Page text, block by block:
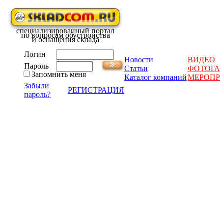
специализированный портал
по вопросам обустройства
и оснащения склада
Логин
Пароль
Запомнить меня
Забыли
пароль?
РЕГИСТРАЦИЯ
Новости
ВИДЕО
Статьи
Каталог компаний